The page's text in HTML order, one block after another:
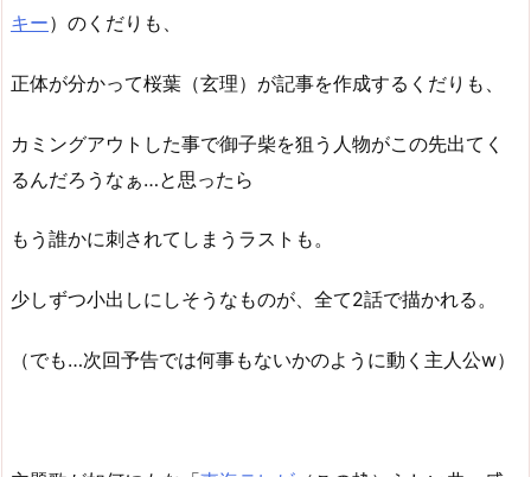
キー）のくだりも、
正体が分かって桜葉（玄理）が記事を作成するくだりも、
カミングアウトした事で御子柴を狙う人物がこの先出てく
るんだろうなぁ…と思ったら
もう誰かに刺されてしまうラストも。
少しずつ小出しにしそうなものが、全て2話で描かれる。
（でも…次回予告では何事もないかのように動く主人公w）